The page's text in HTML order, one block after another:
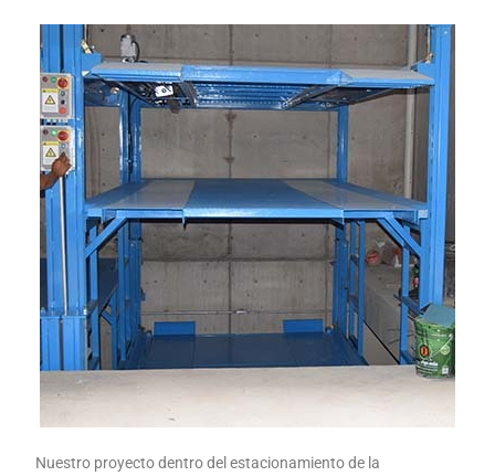
Nuestro proyecto dentro del estacionamiento de la